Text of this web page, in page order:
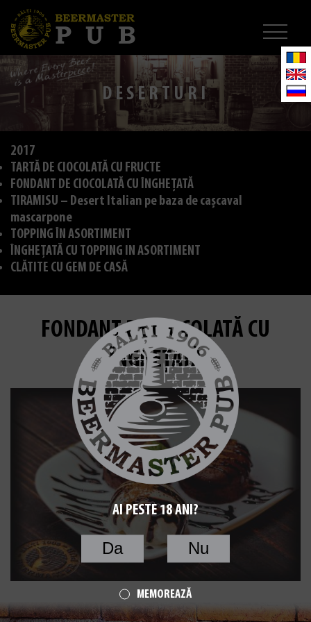
DESERTURI
2017
TARTĂ DE CIOCOLATĂ CU FRUCTE
FONDANT DE CIOCOLATĂ CU ÎNGHEȚATĂ
TIRAMISU – Desert Italian pe baza de cașcaval
mascarpone
TOPPING ÎN ASORTIMENT
ÎNGHEȚATĂ CU TOPPING IN ASORTIMENT
CLĂTITE CU GEM DE CASĂ
FONDANT DE CIOCOLATĂ CU
ÎNGHEȚATĂ
AI PESTE 18 ANI?
Da Nu
MEMOREAZĂ